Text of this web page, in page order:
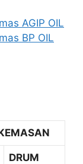
AGIP OIL
BP OIL
DRUM